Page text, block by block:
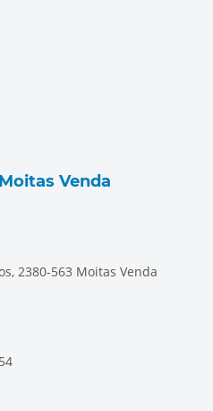
Venda
2380-563 Moitas Venda